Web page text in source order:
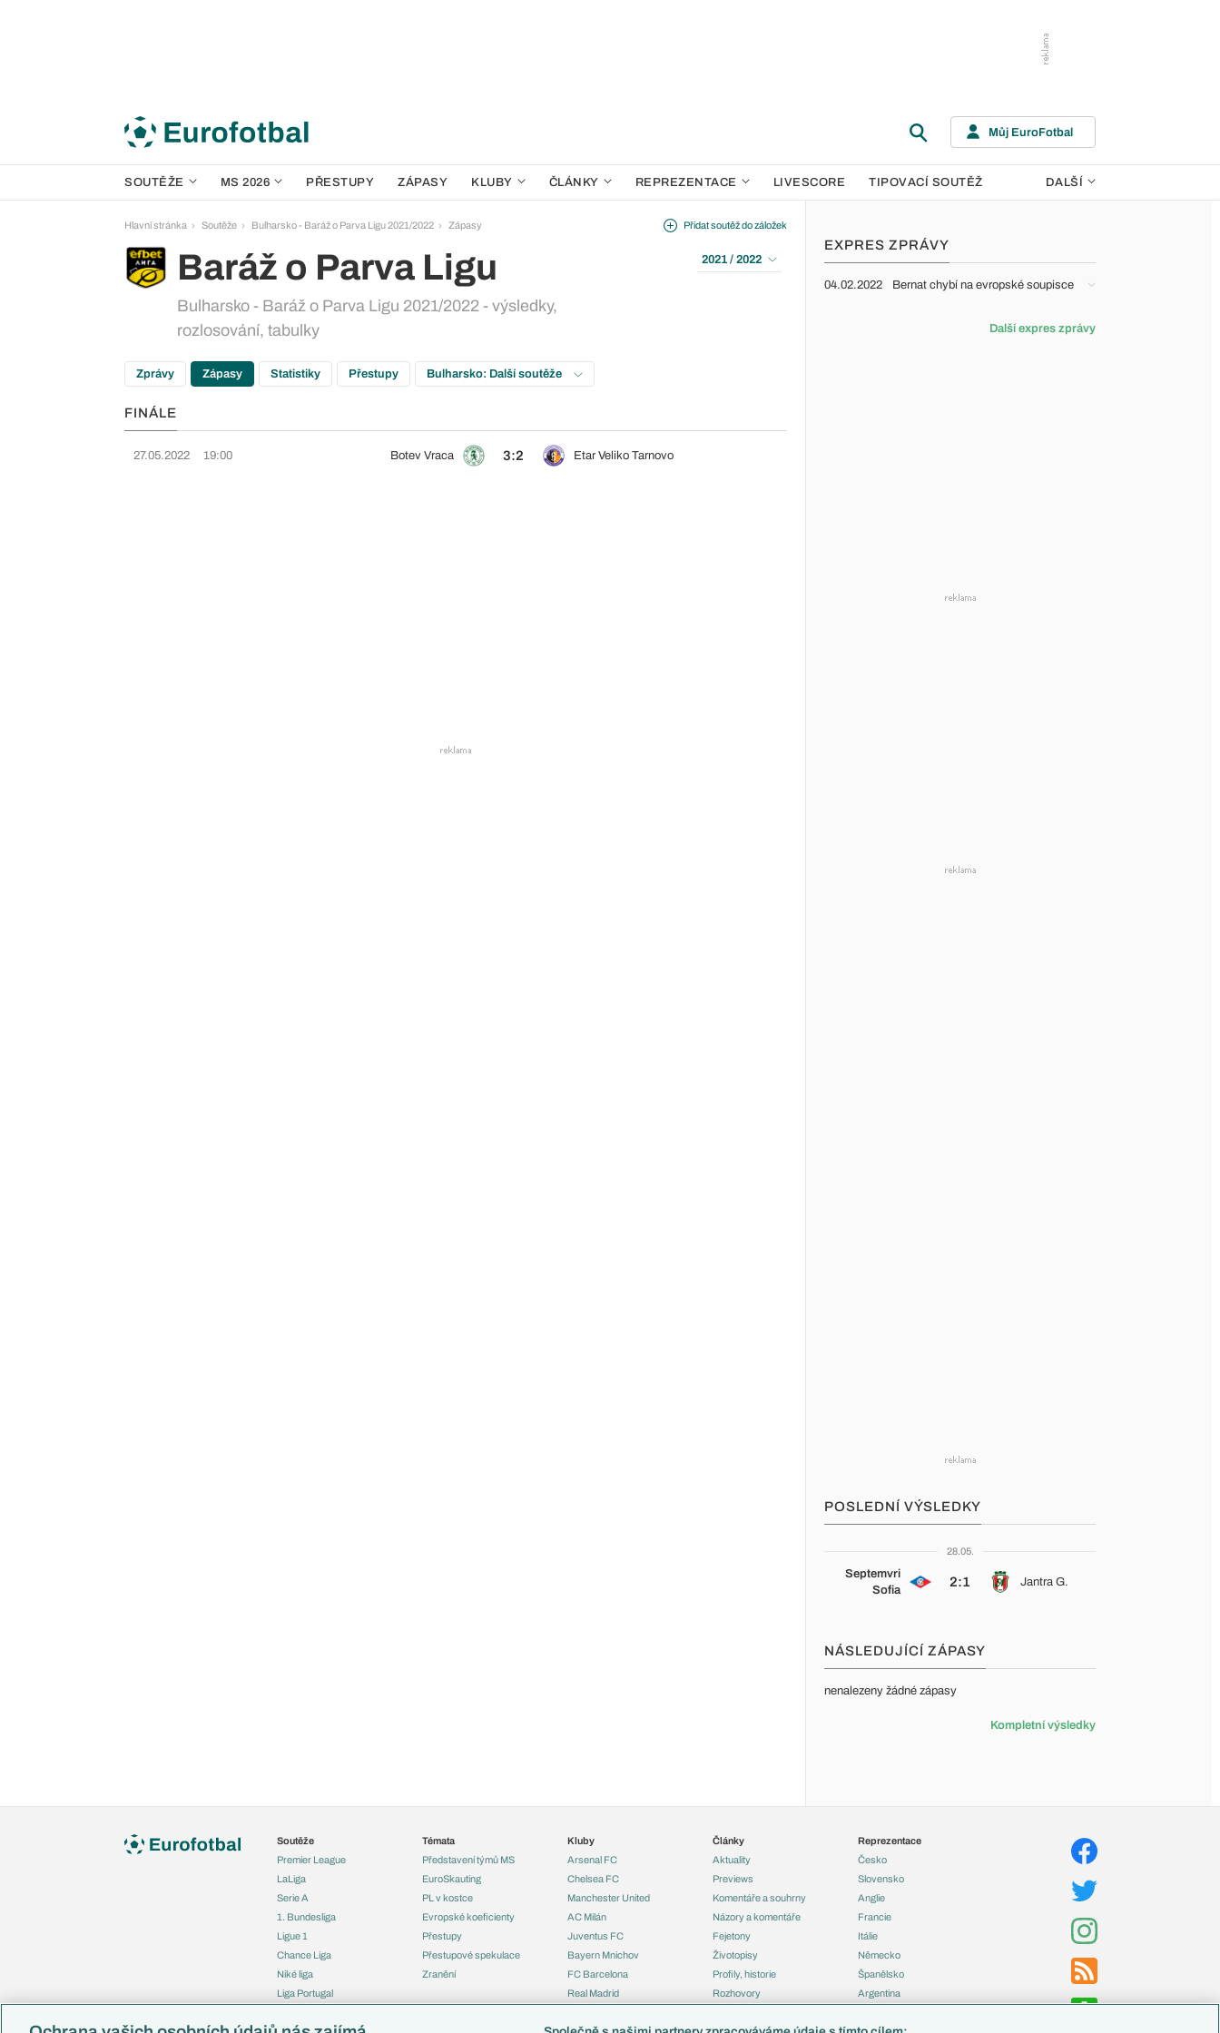
Můj EuroFotbal
SOUTĚŽE MS 2026 PŘESTUPY ZÁPASY KLUBY ČLÁNKY REPREZENTACE LIVESCORE TIPOVACÍ SOUTĚŽ DALŠÍ
Hlavní stránka Soutěže Bulharsko - Baráž o Parva Ligu 2021/2022 Zápasy
Baráž o Parva Ligu
Bulharsko - Baráž o Parva Ligu 2021/2022 - výsledky,
rozlosování, tabulky
Přidat soutěž do záložek
2021 / 2022
Zprávy Zápasy Statistiky Přestupy Bulharsko: Další soutěže
FINÁLE
27.05.2022 19:00 Botev Vraca 3:2 Etar Veliko Tarnovo
EXPRES ZPRÁVY
04.02.2022 Bernat chybí na evropské soupisce
Další expres zprávy
POSLEDNÍ VÝSLEDKY
28.05.
Septemvri
Sofia
2:1 Jantra G.
NÁSLEDUJÍCÍ ZÁPASY
nenalezeny žádné zápasy
Kompletní výsledky
Soutěže
Premier League
LaLiga
Serie A
1. Bundesliga
Ligue 1
Chance Liga
Niké liga
Liga Portugal
Témata
Představení týmů MS
EuroSkauting
PL v kostce
Evropské koeficienty
Přestupy
Přestupové spekulace
Zranění
Kluby
Arsenal FC
Chelsea FC
Manchester United
AC Milán
Juventus FC
Bayern Mnichov
FC Barcelona
Real Madrid
Články
Aktuality
Previews
Komentáře a souhrny
Názory a komentáře
Fejetony
Životopisy
Profily, historie
Rozhovory
Reprezentace
Česko
Slovensko
Anglie
Francie
Itálie
Německo
Španělsko
Argentina